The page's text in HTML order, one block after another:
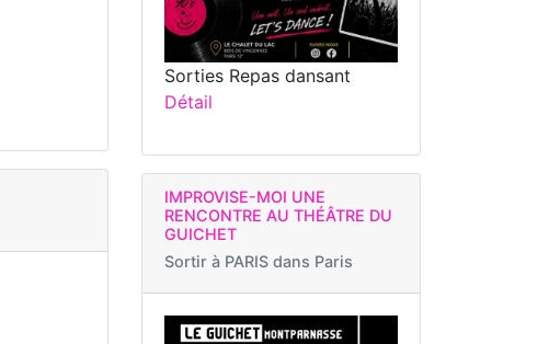
Sorties Repas dansant
Détail
IMPROVISE-MOI UNE
RENCONTRE AU THÉÂTRE DU
GUICHET
Sortir à PARIS dans Paris